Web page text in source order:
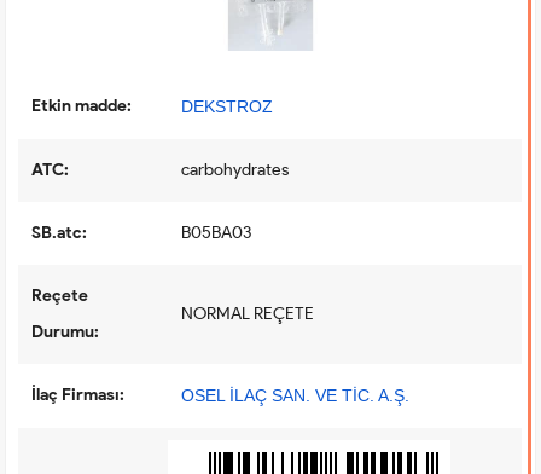
Etkin madde: DEKSTROZ
ATC: carbohydrates
SB.atc: B05BA03
Reçete
Durumu:
NORMAL REÇETE
İlaç Firması: OSEL İLAÇ SAN. VE TİC. A.Ş.